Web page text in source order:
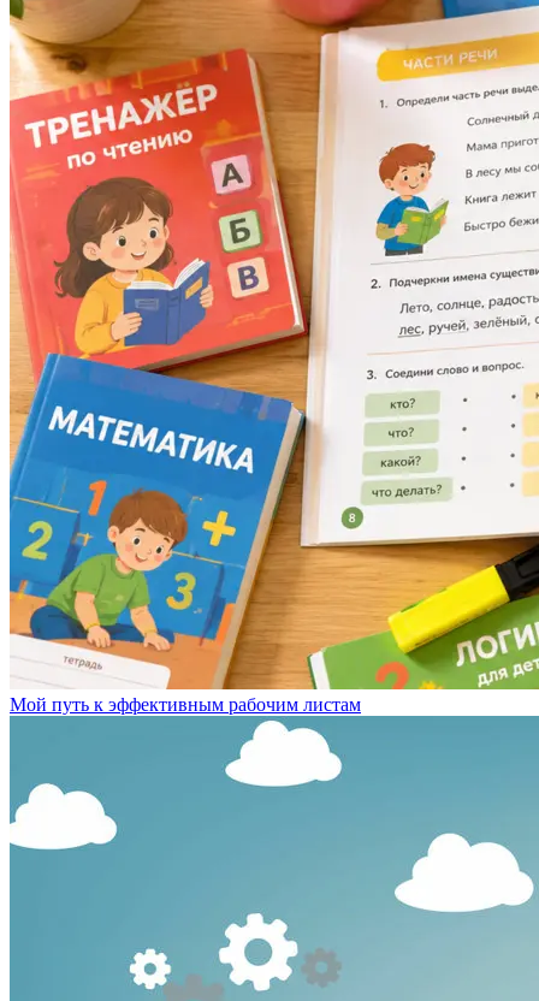
Мой путь к эффективным рабочим листам